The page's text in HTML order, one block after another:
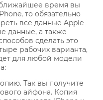
время вы
то обязательно
все данные Apple
данные, а также
сделать это
рабочих варианта,
для любой модели
Так вы получите
айфона. Копия